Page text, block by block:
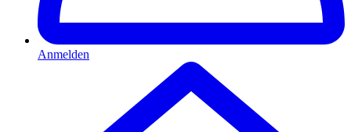
Anmelden